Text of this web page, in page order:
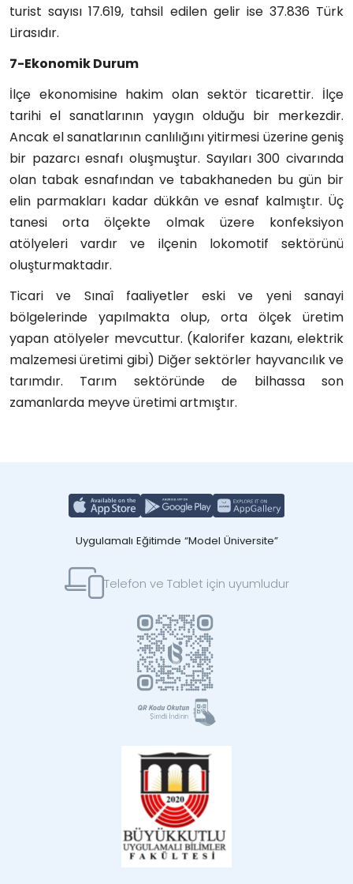
turist sayısı 17.619, tahsil edilen gelir ise 37.836 Türk
Lirasıdır.
7-Ekonomik Durum
İlçe ekonomisine hakim olan sektör ticarettir. İlçe
tarihi el sanatlarının yaygın olduğu bir merkezdir.
Ancak el sanatlarının canlılığını yitirmesi üzerine geniş
bir pazarcı esnafı oluşmuştur. Sayıları 300 civarında
olan tabak esnafından ve tabakhaneden bu gün bir
elin parmakları kadar dükkân ve esnaf kalmıştır. Üç
tanesi orta ölçekte olmak üzere konfeksiyon
atölyeleri vardır ve ilçenin lokomotif sektörünü
oluşturmaktadır.
Ticari ve Sınaî faaliyetler eski ve yeni sanayi
bölgelerinde yapılmakta olup, orta ölçek üretim
yapan atölyeler mevcuttur. (Kalorifer kazanı, elektrik
malzemesi üretimi gibi) Diğer sektörler hayvancılık ve
tarımdır. Tarım sektöründe de bilhassa son
zamanlarda meyve üretimi artmıştır.
Uygulamalı Eğitimde “Model Üniversite”
Telefon ve Tablet için uyumludur